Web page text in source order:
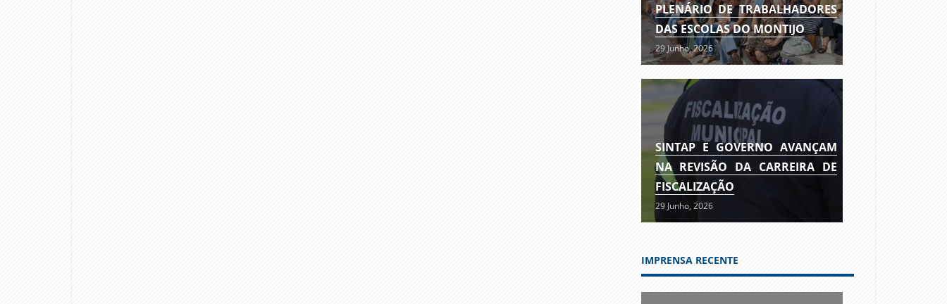
PLENÁRIO DE TRABALHADORES
DAS ESCOLAS DO MONTIJO
29 Junho, 2026
SINTAP E GOVERNO AVANÇAM
NA REVISÃO DA CARREIRA DE
FISCALIZAÇÃO
29 Junho, 2026
IMPRENSA RECENTE